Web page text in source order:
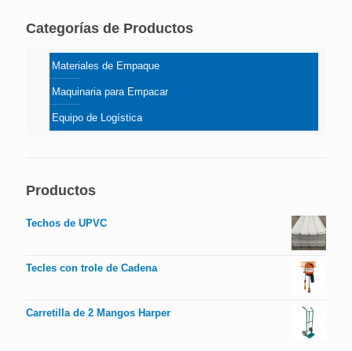
Categorías de Productos
Materiales de Empaque
Maquinaria para Empacar
Equipo de Logística
Productos
Techos de UPVC
Tecles con trole de Cadena
Carretilla de 2 Mangos Harper